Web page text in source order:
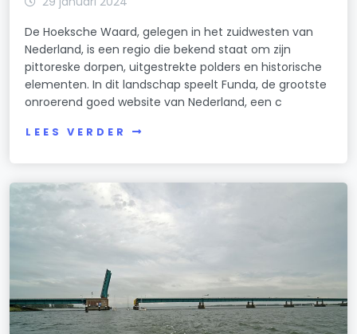
De Hoeksche Waard, gelegen in het zuidwesten van
Nederland, is een regio die bekend staat om zijn
pittoreske dorpen, uitgestrekte polders en historische
elementen. In dit landschap speelt Funda, de grootste
onroerend goed website van Nederland, een c
LEES VERDER